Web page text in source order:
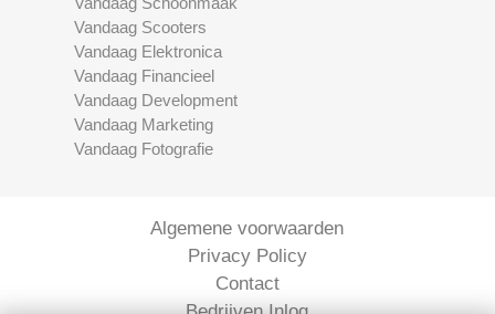
Vandaag Scooters
Vandaag Elektronica
Vandaag Financieel
Vandaag Development
Vandaag Marketing
Vandaag Fotografie
Algemene voorwaarden
Privacy Policy
Contact